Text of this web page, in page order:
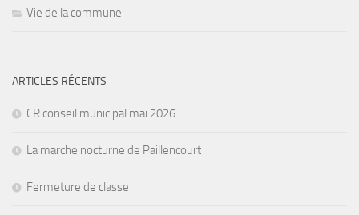
Vie de la commune
ARTICLES RÉCENTS
CR conseil municipal mai 2026
La marche nocturne de Paillencourt
Fermeture de classe